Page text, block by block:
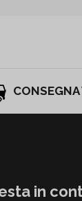
CONSEGNA
in